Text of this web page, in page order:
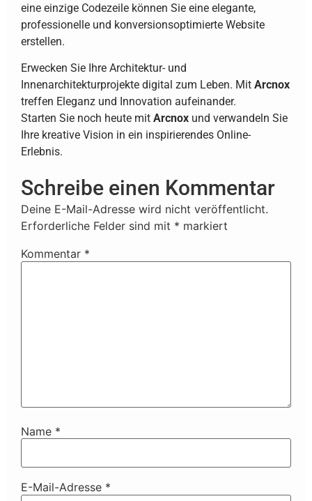
eine einzige Codezeile können Sie eine elegante,
professionelle und konversionsoptimierte Website
erstellen.
Erwecken Sie Ihre Architektur- und
Innenarchitekturprojekte digital zum Leben. Mit Arcnox
treffen Eleganz und Innovation aufeinander.
Starten Sie noch heute mit Arcnox und verwandeln Sie
Ihre kreative Vision in ein inspirierendes Online-
Erlebnis.
Schreibe einen Kommentar
Deine E-Mail-Adresse wird nicht veröffentlicht.
Erforderliche Felder sind mit * markiert
Kommentar *
Name *
E-Mail-Adresse *